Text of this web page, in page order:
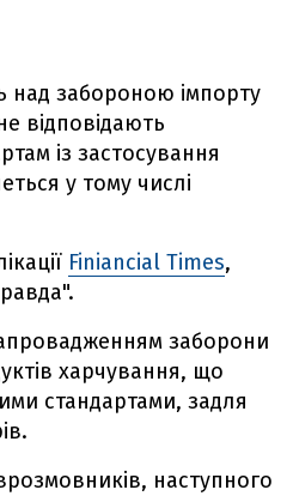
над забороною імпорту
відповідають
із застосування
у тому числі
Finiancial Times,
заборони
харчування, що
стандартами, задля
наступного